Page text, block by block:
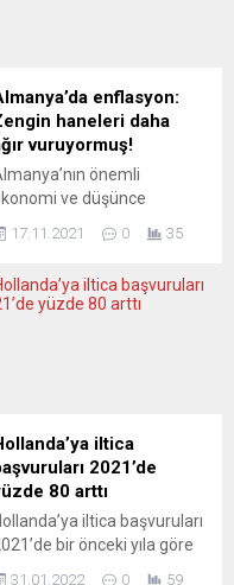
milyon hektar olan
tarım...
enflasyon:
haneleri daha
vuruyormuş!
önemli
ve düşünce
Enstitüsü (Ifo),
zengin haneleri
yoksul hanelere göre daha
araştırmasının
yayımlandı.
Araştırmada, aylık net geliri
bin avronun üzerinde olan
hanenin alışveriş
fiyatının ekimde...
17.11.2021 0 35
iltica
2021’de
80 arttı
iltica başvuruları
bir önceki yıla göre
31.01.2022 0 59